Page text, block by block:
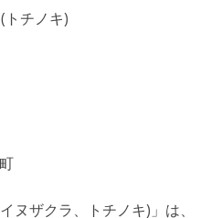
トチノキ)
ヌザクラ、トチノキ)」は、